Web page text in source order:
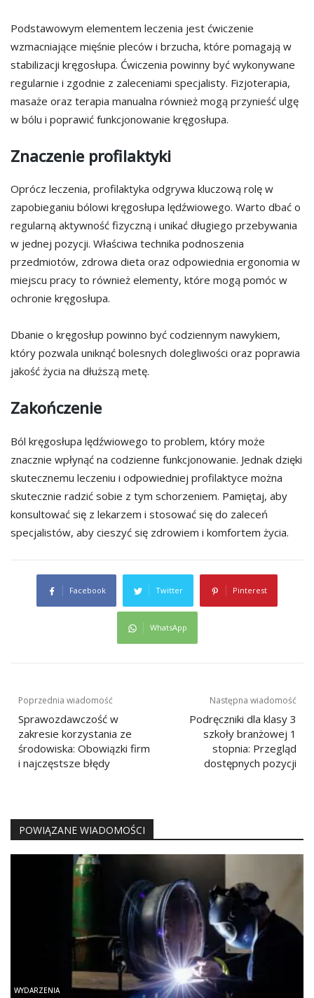
Podstawowym elementem leczenia jest ćwiczenie
wzmacniające mięśnie pleców i brzucha, które pomagają w
stabilizacji kręgosłupa. Ćwiczenia powinny być wykonywane
regularnie i zgodnie z zaleceniami specjalisty. Fizjoterapia,
masaże oraz terapia manualna również mogą przynieść ulgę
w bólu i poprawić funkcjonowanie kręgosłupa.
Znaczenie profilaktyki
Oprócz leczenia, profilaktyka odgrywa kluczową rolę w
zapobieganiu bólowi kręgosłupa lędźwiowego. Warto dbać o
regularną aktywność fizyczną i unikać długiego przebywania
w jednej pozycji. Właściwa technika podnoszenia
przedmiotów, zdrowa dieta oraz odpowiednia ergonomia w
miejscu pracy to również elementy, które mogą pomóc w
ochronie kręgosłupa.
Dbanie o kręgosłup powinno być codziennym nawykiem,
który pozwala uniknąć bolesnych dolegliwości oraz poprawia
jakość życia na dłuższą metę.
Zakończenie
Ból kręgosłupa lędźwiowego to problem, który może
znacznie wpłynąć na codzienne funkcjonowanie. Jednak dzięki
skutecznemu leczeniu i odpowiedniej profilaktyce można
skutecznie radzić sobie z tym schorzeniem. Pamiętaj, aby
konsultować się z lekarzem i stosować się do zaleceń
specjalistów, aby cieszyć się zdrowiem i komfortem życia.
Facebook Twitter Pinterest
WhatsApp
Nawigacja
wpisu
Poprzednia wiadomość
Sprawozdawczość w
zakresie korzystania ze
środowiska: Obowiązki firm
i najczęstsze błędy
Następna wiadomość
Podręczniki dla klasy 3
szkoły branżowej 1
stopnia: Przegląd
dostępnych pozycji
POWIĄZANE WIADOMOŚCI
WYDARZENIA